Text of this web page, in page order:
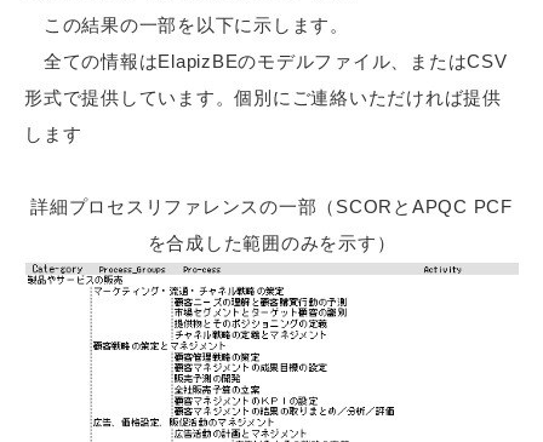
この結果の一部を以下に示します。
全ての情報はElapizBEのモデルファイル、またはCSV
形式で提供しています。個別にご連絡いただければ提供
します
詳細プロセスリファレンスの一部（SCORとAPQC PCF
を合成した範囲のみを示す）